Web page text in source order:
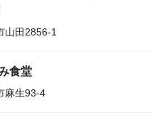
山田2856-1
食堂
麻生93-4